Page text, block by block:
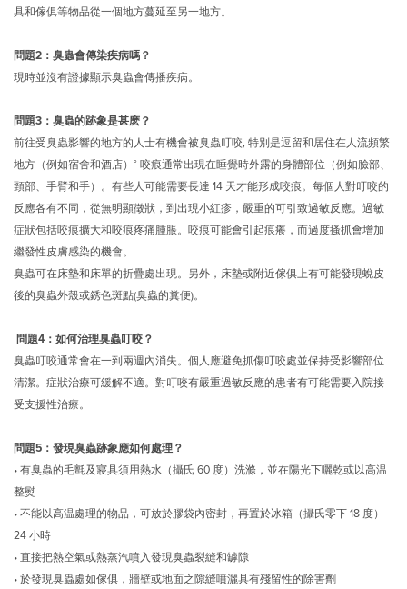
具和傢俱等物品從一個地方蔓延至另一地方。
問題2：臭蟲會傳染疾病嗎？
現時並沒有證據顯示臭蟲會傳播疾病。
問題3：臭蟲的跡象是甚麽？
前往受臭蟲影響的地方的人士有機會被臭蟲叮咬, 特別是逗留和居住在人流頻繁
地方（例如宿舍和酒店）° 咬痕通常出現在睡覺時外露的身體部位（例如臉部、
頸部、手臂和手）。有些人可能需要長達 14 天才能形成咬痕。每個人對叮咬的
反應各有不同，從無明顯徵狀，到出現小紅疹，嚴重的可引致過敏反應。過敏
症狀包括咬痕擴大和咬痕疼痛腫脹。咬痕可能會引起痕癢，而過度搔抓會增加
繼發性皮膚感染的機會。
臭蟲可在床墊和床單的折疊處出現。另外，床墊或附近傢俱上有可能發現蛻皮
後的臭蟲外殼或銹色斑點(臭蟲的糞便)。
問題4：如何治理臭蟲叮咬？
臭蟲叮咬通常會在一到兩週內消失。個人應避免抓傷叮咬處並保持受影響部位
清潔。症狀治療可緩解不適。對叮咬有嚴重過敏反應的患者有可能需要入院接
受支援性治療。
問題5：發現臭蟲跡象應如何處理？
•有臭蟲的毛氈及寢具須用熱水（攝氏 60 度）洗滌，並在陽光下曬乾或以高温
整熨
•不能以高温處理的物品，可放於膠袋內密封，再置於冰箱（攝氏零下 18 度）
24 小時
•直接把熱空氣或熱蒸汽噴入發現臭蟲裂縫和罅隙
•於發現臭蟲處如傢俱，牆壁或地面之隙縫噴灑具有殘留性的除害劑